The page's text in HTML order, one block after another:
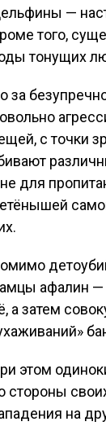
—
того,
тонущих
за
с точки
для
афалин —
а затем
этом
стороны
на